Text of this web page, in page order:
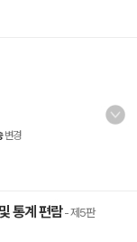
변경
통계 편람- 제5판